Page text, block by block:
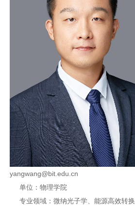
yangwang@bit.edu.cn
单位：物理学院
专业领域：微纳光子学、能源高效转换